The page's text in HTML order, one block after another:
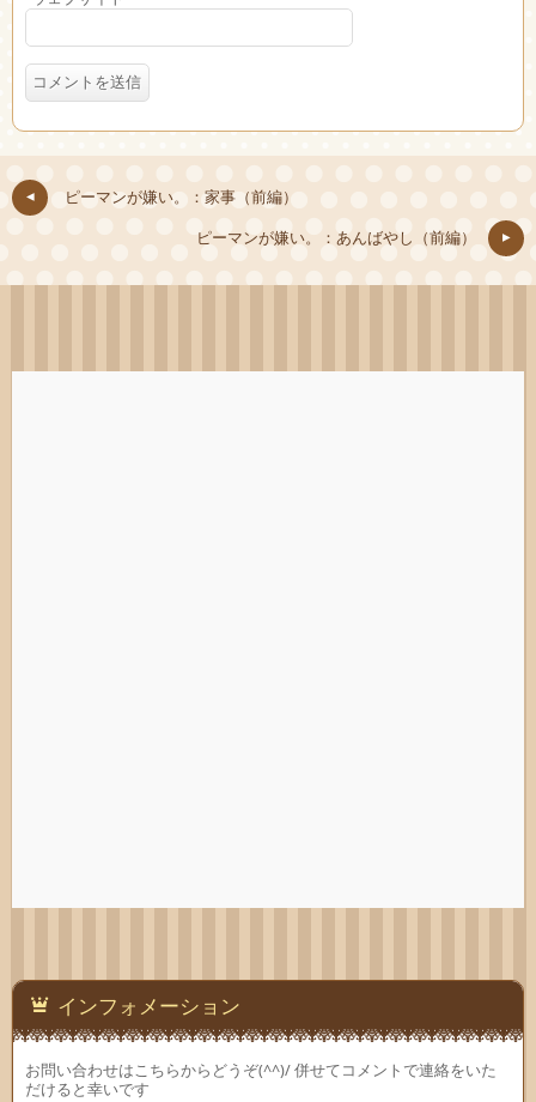
ピーマンが嫌い。：家事（前編）
ピーマンが嫌い。：あんばやし（前編）
インフォメーション
お問い合わせはこちらからどうぞ(^^)/ 併せてコメントで連絡をいた
だけると幸いです